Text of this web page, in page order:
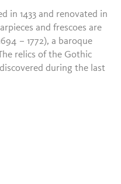
in 1433 and renovated in
and frescoes are
– 1772), a baroque
relics of the Gothic
during the last